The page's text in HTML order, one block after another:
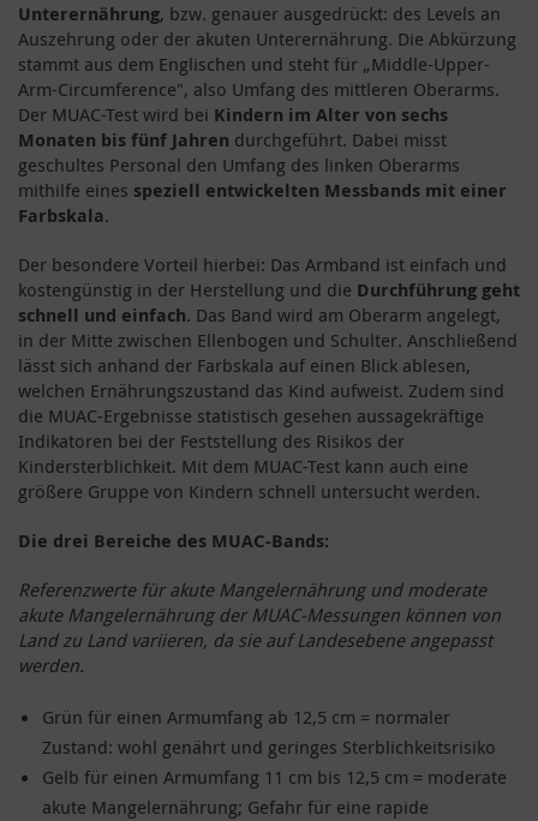
Unterernährung, bzw. genauer ausgedrückt: des Levels an
Auszehrung oder der akuten Unterernährung. Die Abkürzung
stammt aus dem Englischen und steht für „Middle-Upper-
Arm-Circumference", also Umfang des mittleren Oberarms.
Der MUAC-Test wird bei Kindern im Alter von sechs
Monaten bis fünf Jahren durchgeführt. Dabei misst
geschultes Personal den Umfang des linken Oberarms
mithilfe eines speziell entwickelten Messbands mit einer
Farbskala.
Der besondere Vorteil hierbei: Das Armband ist einfach und
kostengünstig in der Herstellung und die Durchführung geht
schnell und einfach. Das Band wird am Oberarm angelegt,
in der Mitte zwischen Ellenbogen und Schulter. Anschließend
lässt sich anhand der Farbskala auf einen Blick ablesen,
welchen Ernährungszustand das Kind aufweist. Zudem sind
die MUAC-Ergebnisse statistisch gesehen aussagekräftige
Indikatoren bei der Feststellung des Risikos der
Kindersterblichkeit. Mit dem MUAC-Test kann auch eine
größere Gruppe von Kindern schnell untersucht werden.
Die drei Bereiche des MUAC-Bands:
Referenzwerte für akute Mangelernährung und moderate
akute Mangelernährung der MUAC-Messungen können von
Land zu Land variieren, da sie auf Landesebene angepasst
werden.
Grün für einen Armumfang ab 12,5 cm = normaler
Zustand: wohl genährt und geringes Sterblichkeitsrisiko
Gelb für einen Armumfang 11 cm bis 12,5 cm = moderate
akute Mangelernährung; Gefahr für eine rapide